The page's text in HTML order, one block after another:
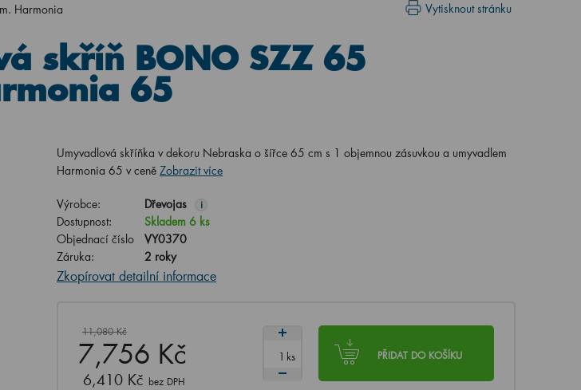
Vytisknout stránku
Harmonia
skříň BONO SZZ 65
65
Umyvadlová skříňka v dekoru Nebraska o šířce 65 cm s 1 objemnou zásuvkou a umyvadlem
Harmonia 65 v ceně Zobrazit více
Výrobce: Dřevojas i
Dostupnost:
Skladem 6 ks
Objednací číslo
VY0370
Záruka:
2 roky
Zkopírovat detailní informace
11,080 Kč
7,756 Kč
6,410 Kč bez DPH
PŘIDAT DO KOŠÍKU
ks